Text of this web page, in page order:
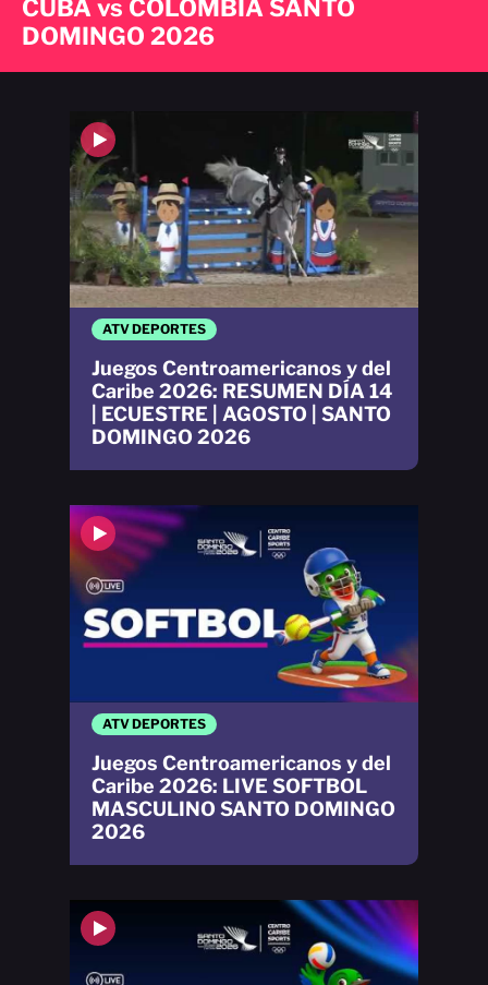
CUBA vs COLOMBIA SANTO
DOMINGO 2026
ATV DEPORTES
Juegos Centroamericanos y del
Caribe 2026: LIVE SOFTBOL
MASCULINO SANTO DOMINGO
2026
ATV DEPORTES
Juegos Centroamericanos y del
Caribe 2026: RESUMEN DÍA 14
| ECUESTRE | AGOSTO | SANTO
DOMINGO 2026